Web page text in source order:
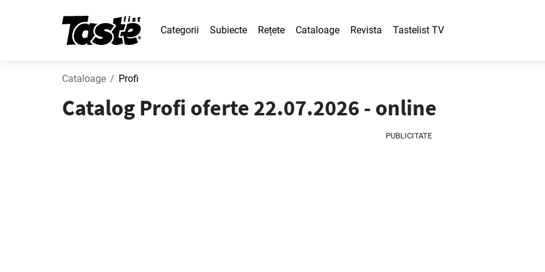
Categorii Subiecte Rețete Cataloage Revista Tastelist TV
Cataloage Profi
Catalog Profi oferte 22.07.2026 - online
PUBLICITATE